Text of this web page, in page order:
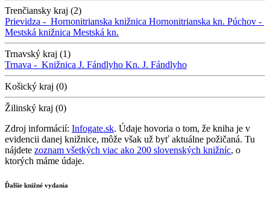
Trenčiansky kraj (2)
Prievidza - Hornonitrianska knižnica Hornonitrianska kn. Púchov -
Mestská knižnica Mestská kn.
Trnavský kraj (1)
Trnava - Knižnica J. Fándlyho Kn. J. Fándlyho
Košický kraj (0)
Žilinský kraj (0)
Zdroj informácií: Infogate.sk. Údaje hovoria o tom, že kniha je v
evidencii danej knižnice, môže však už byť aktuálne požičaná. Tu
nájdete zoznam všetkých viac ako 200 slovenských knižníc, o
ktorých máme údaje.
Ďalšie knižné vydania